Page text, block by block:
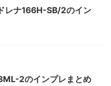
レナ166H-SB/2のイン
2のインプレまとめ